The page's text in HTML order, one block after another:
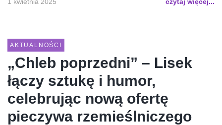
AKTUALNOŚCI
„Chleb poprzedni” – Lisek
łączy sztukę i humor,
celebrując nową ofertę
pieczywa rzemieślniczego